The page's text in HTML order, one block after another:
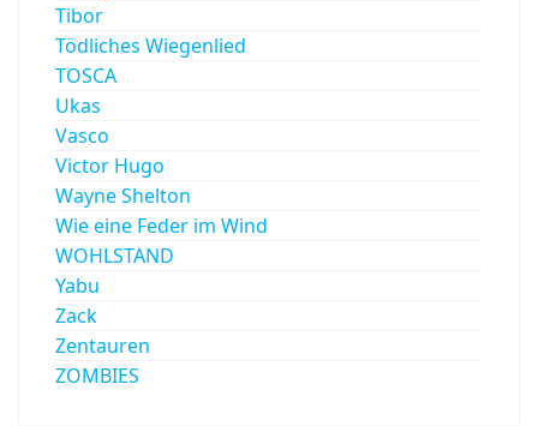
Tibor
Tödliches Wiegenlied
TOSCA
Ukas
Vasco
Victor Hugo
Wayne Shelton
Wie eine Feder im Wind
WOHLSTAND
Yabu
Zack
Zentauren
ZOMBIES